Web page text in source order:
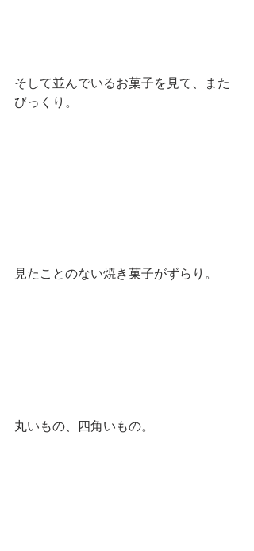
そして並んでいるお菓子を見て、また
びっくり。
見たことのない焼き菓子がずらり。
丸いもの、四角いもの。